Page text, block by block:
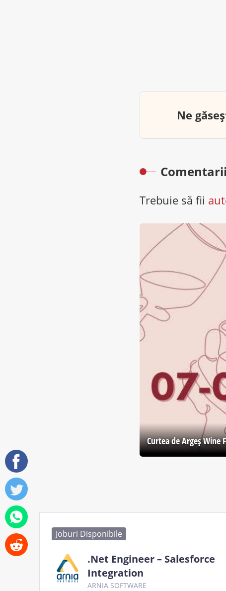
Ne
Comentarii
Trebuie să fii
Curtea de Argeş Wine
Joburi Disponibile
.Net Engineer – Salesforce
Integration
ARNIA SOFTWARE